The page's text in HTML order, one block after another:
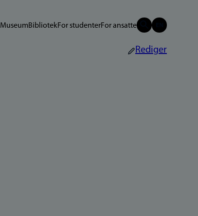
MuseumBibliotekFor studenterFor ansatte
Rediger